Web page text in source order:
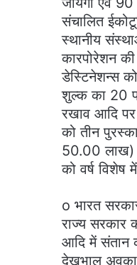
संचालित
स्थानीय
कारपोरेशन
डेस्टिनेशन्स
शुल्क का 20
रखाव आदि
को तीन
50.00 लाख)
को वर्ष विशेष
o भारत
राज्य सरकार
आदि में संतान
देखभाल